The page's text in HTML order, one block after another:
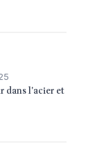
dans l'acier et